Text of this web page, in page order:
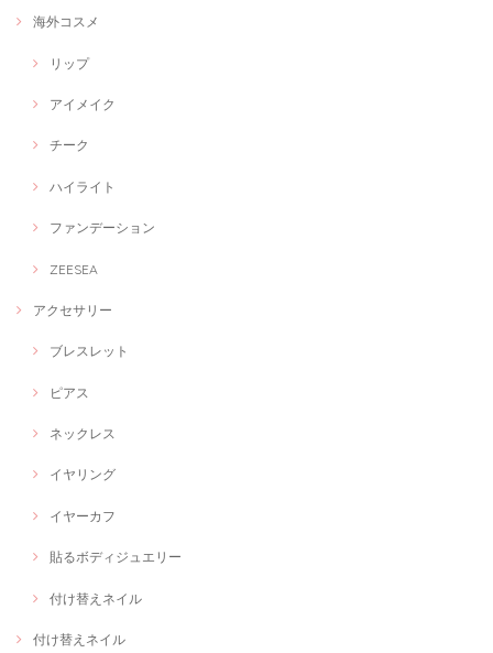
海外コスメ
リップ
アイメイク
チーク
ハイライト
ファンデーション
ZEESEA
アクセサリー
ブレスレット
ピアス
ネックレス
イヤリング
イヤーカフ
貼るボディジュエリー
付け替えネイル
付け替えネイル